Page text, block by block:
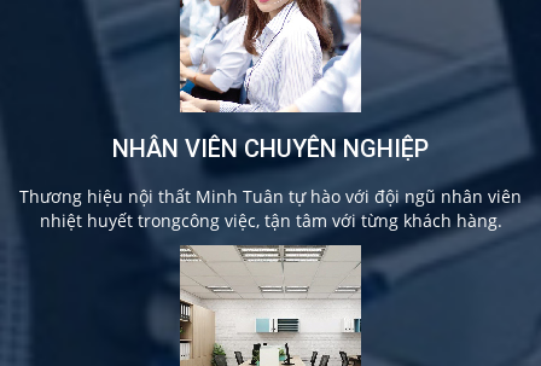
NHÂN VIÊN CHUYÊN NGHIỆP
Thương hiệu nội thất Minh Tuân tự hào với đội ngũ nhân viên
nhiệt huyết trongcông việc, tận tâm với từng khách hàng.